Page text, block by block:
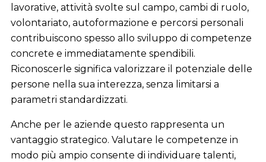
lavorative, attività svolte sul campo, cambi di ruolo,
volontariato, autoformazione e percorsi personali
contribuiscono spesso allo sviluppo di competenze
concrete e immediatamente spendibili.
Riconoscerle significa valorizzare il potenziale delle
persone nella sua interezza, senza limitarsi a
parametri standardizzati.
Anche per le aziende questo rappresenta un
vantaggio strategico. Valutare le competenze in
modo più ampio consente di individuare talenti,